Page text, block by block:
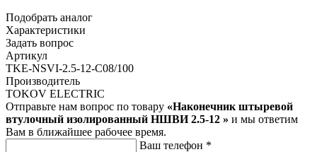
Подобрать аналог
Характеристики
Задать вопрос
Артикул
TKE-NSVI-2.5-12-C08/100
Производитель
TOKOV ELECTRIC
Отправьте нам вопрос по товару «Наконечник штыревой
втулочный изолированный НШВИ 2.5-12 » и мы ответим
Вам в ближайшее рабочее время.
Ваш телефон *